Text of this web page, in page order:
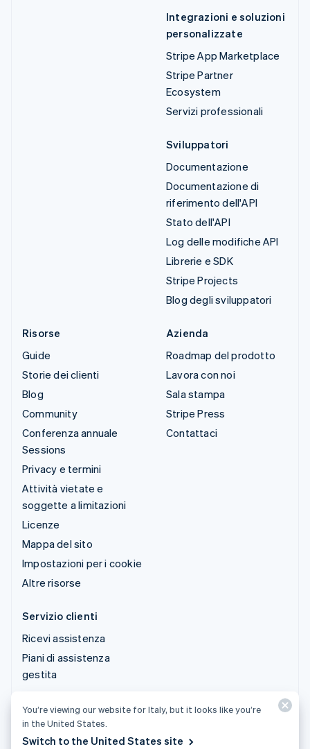
Integrazioni e soluzioni
personalizzate
Stripe App Marketplace
Stripe Partner
Ecosystem
Servizi professionali
Sviluppatori
Documentazione
Documentazione di
riferimento dell'API
Stato dell'API
Log delle modifiche API
Librerie e SDK
Stripe Projects
Blog degli sviluppatori
Risorse
Guide
Storie dei clienti
Blog
Community
Conferenza annuale
Sessions
Privacy e termini
Attività vietate e
soggette a limitazioni
Licenze
Mappa del sito
Impostazioni per i cookie
Altre risorse
Azienda
Roadmap del prodotto
Lavora con noi
Sala stampa
Stripe Press
Contattaci
Servizio clienti
Ricevi assistenza
Piani di assistenza
gestita
© 2026 Stripe, LLC
You’re viewing our website for Italy, but it looks like you’re
in the United States.
Switch to the United States site